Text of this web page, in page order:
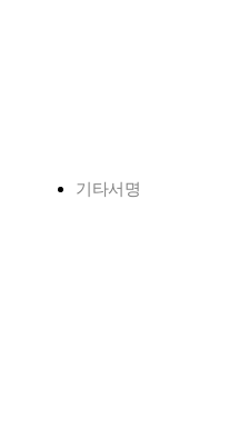
기타서명